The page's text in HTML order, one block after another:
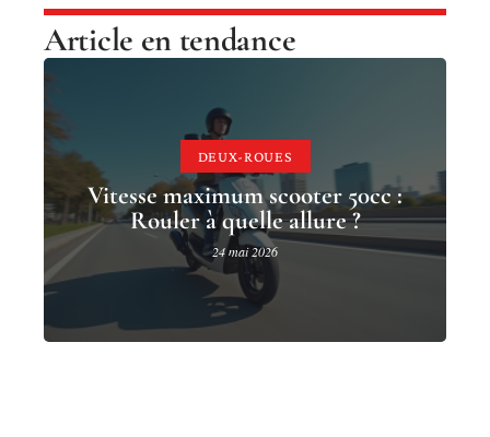
Article en tendance
DEUX-ROUES
Vitesse maximum scooter 50cc :
Rouler à quelle allure ?
24 mai 2026